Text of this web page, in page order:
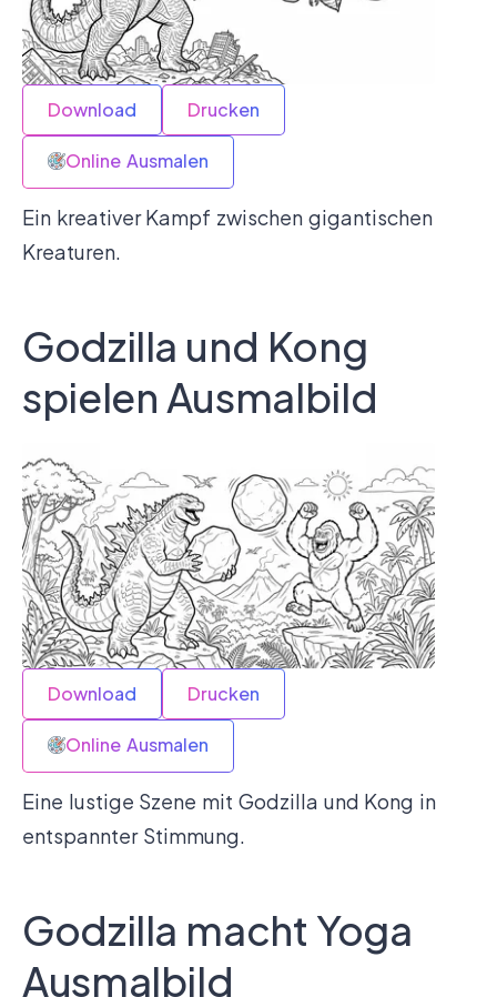
Download Drucken
Online Ausmalen
Ein kreativer Kampf zwischen gigantischen
Kreaturen.
Godzilla und Kong
spielen Ausmalbild
Download Drucken
Online Ausmalen
Eine lustige Szene mit Godzilla und Kong in
entspannter Stimmung.
Godzilla macht Yoga
Ausmalbild